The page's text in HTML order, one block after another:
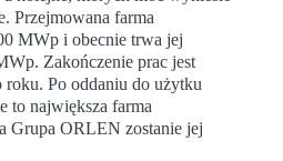
Przejmowana farma
MWp i obecnie trwa jej
Zakończenie prac jest
roku. Po oddaniu do użytku
to największa farma
Grupa ORLEN zostanie jej